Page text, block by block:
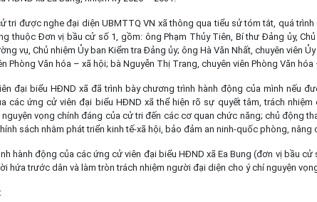
được nghe đại diện UBMTTQ VN xã thông qua tiểu sử tóm tắt, quá trình
thuộc Đơn vị bầu cử số 1, gồm: ông Phạm Thủy Tiên, Bí thư Đảng ủy,
vụ, Chủ nhiệm Ủy ban Kiểm tra Đảng ủy; ông Hà Văn Nhất, chuyên viên
Phòng Văn hóa – xã hội; bà Nguyễn Thị Trang, chuyên viên Phòng Văn hóa
biểu HĐND xã đã trình bày chương trình hành động của mình nếu
các ứng cử viên đại biểu HĐND xã thể hiện rõ sự quyết tâm, trách nhiệm
vọng chính đáng của cử tri đến các cơ quan chức năng; chủ động
sách nhằm phát triển kinh tế-xã hội, bảo đảm an ninh-quốc phòng,
động của các ứng cử viên đại biểu HĐND xã Ea Bung (đơn vị bầu cử
hứa trước dân và làm tròn trách nhiệm người đại diện cho ý chí nguyện